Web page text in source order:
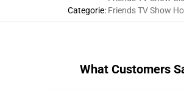
Categorie: Friends TV Show
What Customers